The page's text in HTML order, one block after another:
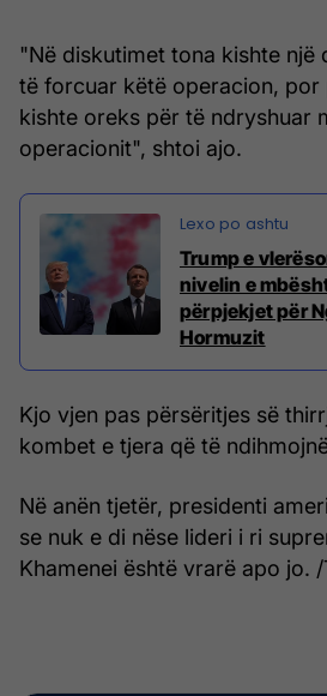
"Në diskutimet tona kishte një
të forcuar këtë operacion, por
kishte oreks për të ndryshuar
operacionit", shtoi ajo.
Trump e
nivelin e
përpjekjet për
Hormuzit
Kjo vjen pas përsëritjes së
kombet e tjera që të
Në anën tjetër, presidenti
se nuk e di nëse lideri i ri
Khamenei është vrarë apo jo.